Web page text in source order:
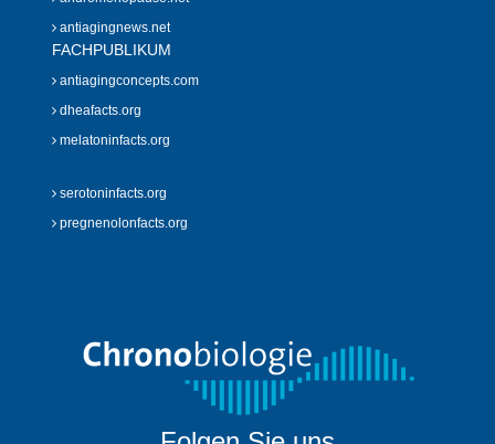
antiagingnews.net
FACHPUBLIKUM
antiagingconcepts.com
dheafacts.org
melatoninfacts.org
serotoninfacts.org
pregnenolonfacts.org